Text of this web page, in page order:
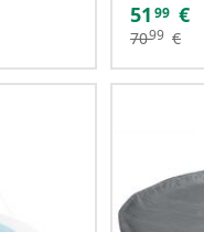
51 99 €
7099 €